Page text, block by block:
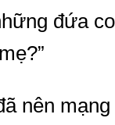
đứa
nên